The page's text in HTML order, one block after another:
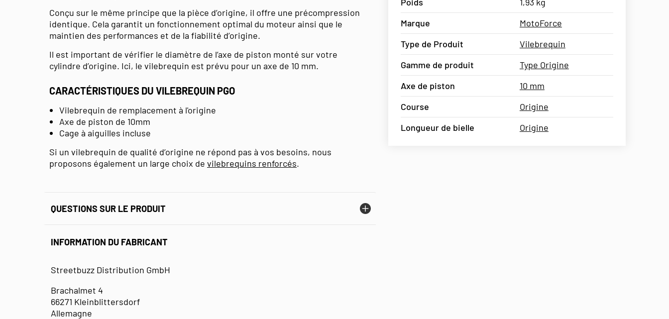
Conçu sur le même principe que la pièce d’origine, il offre une précompression
identique. Cela garantit un fonctionnement optimal du moteur ainsi que le
maintien des performances et de la fiabilité d’origine.
Il est important de vérifier le diamètre de l’axe de piston monté sur votre
cylindre d’origine. Ici, le vilebrequin est prévu pour un axe de 10 mm.
CARACTÉRISTIQUES DU VILEBREQUIN PGO
Vilebrequin de remplacement à l'origine
Axe de piston de 10mm
Cage à aiguilles incluse
Si un vilebrequin de qualité d’origine ne répond pas à vos besoins, nous
proposons également un large choix de vilebrequins renforcés.
QUESTIONS SUR LE PRODUIT
INFORMATION DU FABRICANT
Streetbuzz Distribution GmbH
Brachalmet 4
66271 Kleinblittersdorf
Allemagne
Marque
MotoForce
Type de Produit
Vilebrequin
Gamme de produit
Type Origine
Axe de piston
10 mm
Course
Origine
Longueur de bielle
Origine